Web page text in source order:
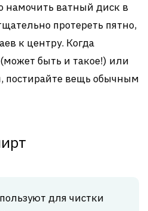
намочить ватный диск в
протереть пятно,
к центру. Когда
быть и такое!) или
постирайте вещь обычным
для чистки